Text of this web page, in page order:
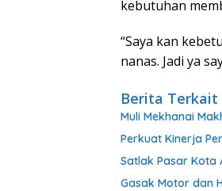
kebutuhan
“Saya kan
nanas. Jadi ya
Berita Terkait
Muli Mekhanai
Perkuat Kinerja
Satlak Pasar Kota
Gasak Motor dan